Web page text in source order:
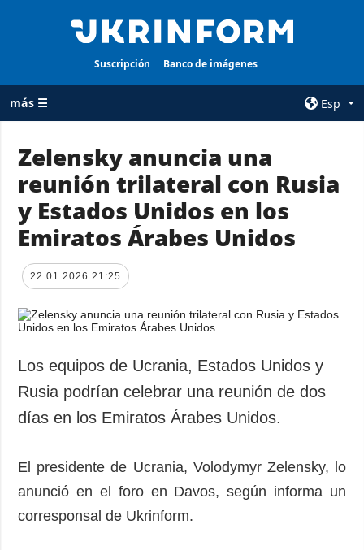
Suscripción Banco de imágenes
más ☰
Esp
TODAS LAS
CATEGORÍAS
Guerra
Reconstrucción
de Ucrania
Política
Economía
Sociedad y
Cultura
Deportes
Desastres y
emergencias
AGENCIA
sobre la agencia
contacto
protección de
ADICIONAL
Zelensky anuncia una
reunión trilateral con Rusia
y Estados Unidos en los
Emiratos Árabes Unidos
22.01.2026 21:25
Los equipos de Ucrania, Estados Unidos y
Rusia podrían celebrar una reunión de dos
días en los Emiratos Árabes Unidos.
El presidente de Ucrania, Volodymyr Zelensky, lo
anunció en el foro en Davos, según informa un
corresponsal de Ukrinform.